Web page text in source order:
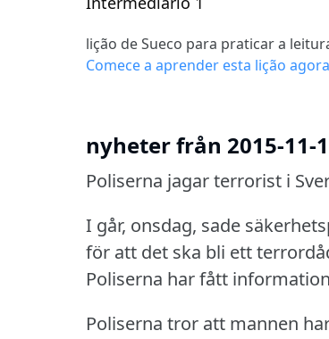
lição de Sueco para praticar a
Comece a aprender esta lição agora
nyheter från 2015-11-
Poliserna jagar terrorist i
I går, onsdag, sade
för att det ska bli ett
Poliserna har fått
Poliserna tror att mannen